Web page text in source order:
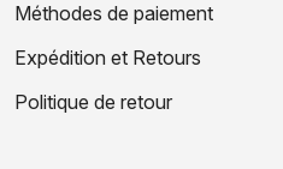
Méthodes de paiement
Expédition et Retours
Politique de retour